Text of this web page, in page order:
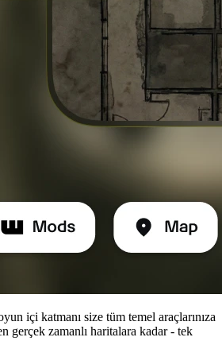
içi katmanı size tüm temel araçlarınıza
gerçek zamanlı haritalara kadar - tek